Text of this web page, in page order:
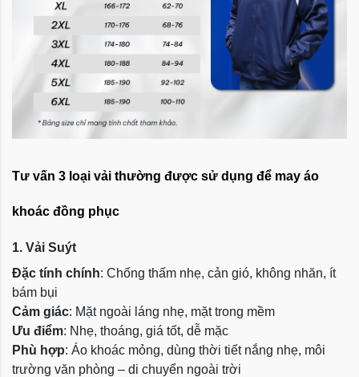
Tư vấn 3 loại vải thường được sử dụng để may áo
khoác đồng phục
1. Vải Suýt
Đặc tính chính: Chống thấm nhẹ, cản gió, không nhăn, ít
bám bụi
Cảm giác: Mặt ngoài láng nhẹ, mặt trong mềm
Ưu điểm: Nhẹ, thoáng, giá tốt, dễ mặc
Phù hợp: Áo khoác mỏng, dùng thời tiết nắng nhẹ, môi
trường văn phòng – di chuyển ngoài trời